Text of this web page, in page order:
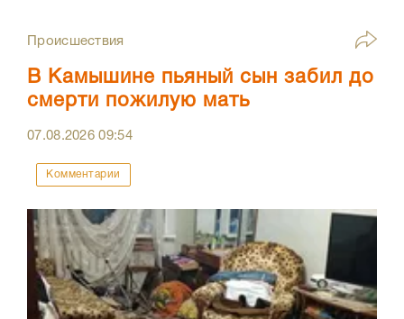
Происшествия
В Камышине пьяный сын забил до
смерти пожилую мать
07.08.202609:54
Комментарии